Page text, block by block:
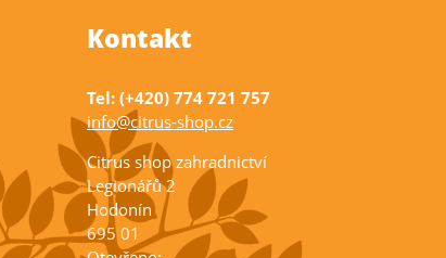
Kontakt
Tel: (+420) 774 721 757
info@citrus-shop.cz
Citrus shop zahradnictví
Legionářů 2
Hodonín
695 01